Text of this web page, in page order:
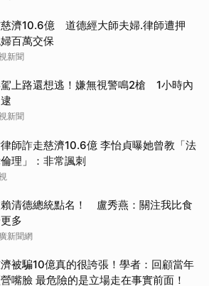
濟10.6億 道德經大師夫婦.律師遭押
百萬交保
新聞
上路還想逃！嫌無視警鳴2槍 1小時內
新聞
師詐走慈濟10.6億 李怡貞曝她曾教「法
理」：非常諷刺
清德總統點名！ 盧秀燕：關注我比食
多
新聞網
被騙10億真的很誇張！學者：回顧當年
嘴臉 最危險的是立場走在事實前面！